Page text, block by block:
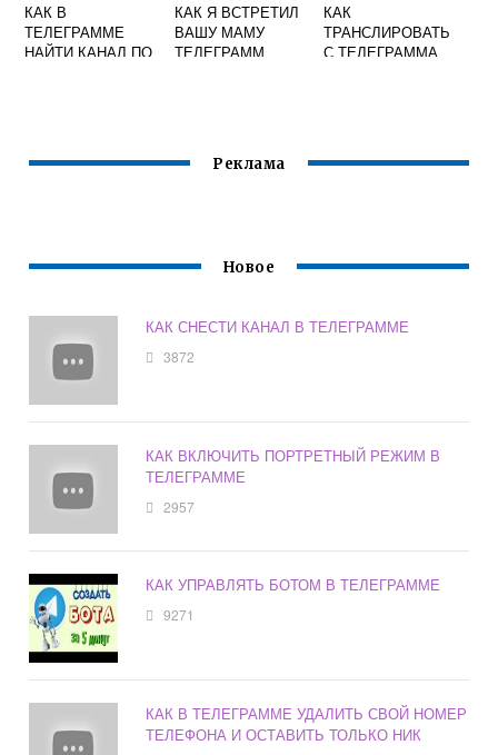
КАК В
ТЕЛЕГРАММЕ
НАЙТИ КАНАЛ ПО
КАК Я ВСТРЕТИЛ
ВАШУ МАМУ
ТЕЛЕГРАММ
КАК
ТРАНСЛИРОВАТЬ
С ТЕЛЕГРАММА
Реклама
Новое
КАК СНЕСТИ КАНАЛ В ТЕЛЕГРАММЕ
3872
КАК ВКЛЮЧИТЬ ПОРТРЕТНЫЙ РЕЖИМ В
ТЕЛЕГРАММЕ
2957
КАК УПРАВЛЯТЬ БОТОМ В ТЕЛЕГРАММЕ
9271
КАК В ТЕЛЕГРАММЕ УДАЛИТЬ СВОЙ НОМЕР
ТЕЛЕФОНА И ОСТАВИТЬ ТОЛЬКО НИК